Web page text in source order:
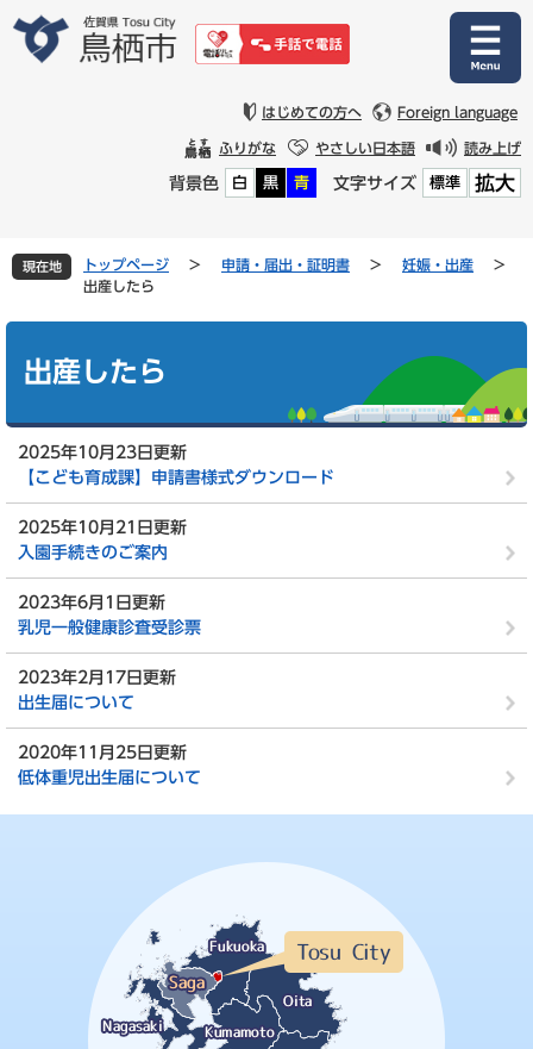
文
はじめての方へ Foreign language
ふりがな やさしい日本語 読み上げ
背景色 白 黒 青 文字サイズ 標準 拡大
現在地 トップページ > 申請・届出・証明書 > 妊娠・出産
>
出産したら
出産したら
2025年10月23日更新
【こども育成課】申請書様式ダウンロード
2025年10月21日更新
入園手続きのご案内
2023年6月1日更新
乳児一般健康診査受診票
2023年2月17日更新
出生届について
2020年11月25日更新
低体重児出生届について